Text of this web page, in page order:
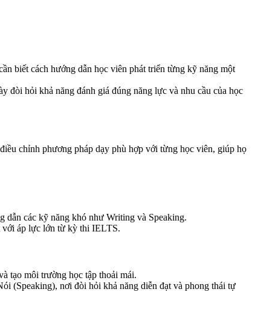
biết cách hướng dẫn học viên phát triển từng kỹ năng một
đòi hỏi khả năng đánh giá đúng năng lực và nhu cầu của học
chỉnh phương pháp dạy phù hợp với từng học viên, giúp họ
dẫn các kỹ năng khó như Writing và Speaking.
với áp lực lớn từ kỳ thi IELTS.
tạo môi trường học tập thoải mái.
(Speaking), nơi đòi hỏi khả năng diễn đạt và phong thái tự